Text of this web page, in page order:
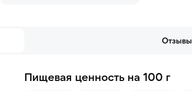
Отзывы
Пищевая ценность на 100 г